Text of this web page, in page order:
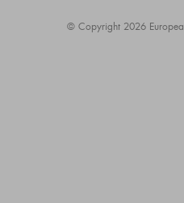
© Copyright 2026